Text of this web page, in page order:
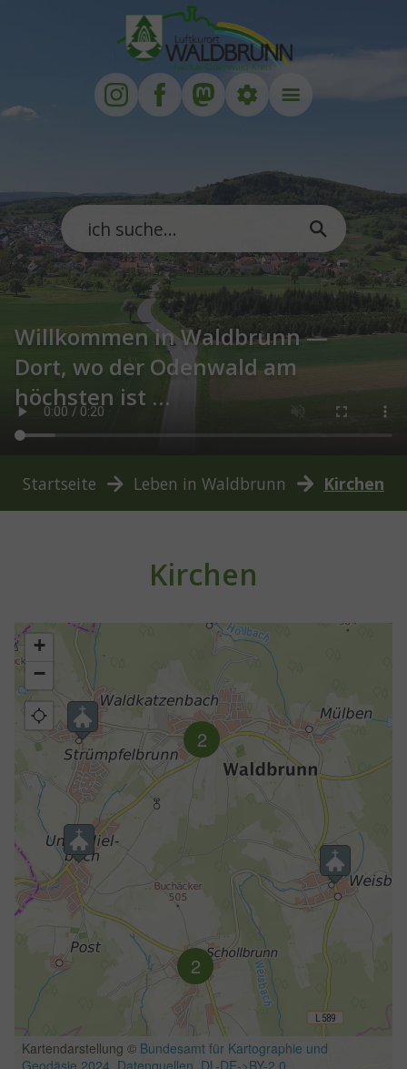
Zum Hauptinhalt springen
Zum Footer springen
Willkommen in Waldbrunn —
Dort, wo der Odenwald am
höchsten ist …
You are here:
Startseite Leben in Waldbrunn Kirchen
Kirchen